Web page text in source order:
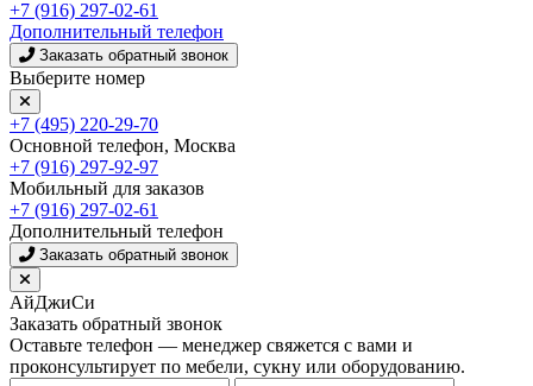
+7 (916) 297-02-61
Дополнительный телефон
Заказать обратный звонок
Выберите номер
+7 (495) 220-29-70
Основной телефон, Москва
+7 (916) 297-92-97
Мобильный для заказов
+7 (916) 297-02-61
Дополнительный телефон
Заказать обратный звонок
АйДжиСи
Заказать обратный звонок
Оставьте телефон — менеджер свяжется с вами и
проконсультирует по мебели, сукну или оборудованию.